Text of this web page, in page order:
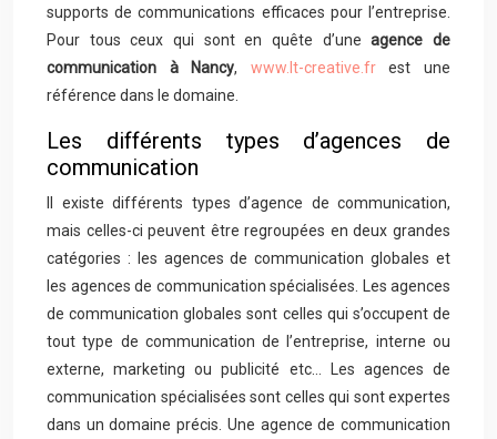
supports de communications efficaces pour l’entreprise.
Pour tous ceux qui sont en quête d’uneagence de
communication à Nancy, www.lt-creative.frest une
référence dans le domaine.
Les différents types d’agences de
communication
Il existe différents types d’agence de communication,
mais celles-ci peuvent être regroupées en deux grandes
catégories : les agences de communication globales et
les agences de communication spécialisées. Les agences
de communication globales sont celles qui s’occupent de
tout type de communication de l’entreprise, interne ou
externe, marketing ou publicité etc… Les agences de
communication spécialisées sont celles qui sont expertes
dans un domaine précis. Une agence de communication